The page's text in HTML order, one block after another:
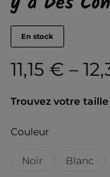
En stock
11,15 € –
Trouvez votre taille
Couleur
Noir Blanc